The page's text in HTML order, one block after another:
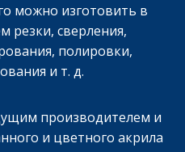
можно изготовить в
резки, сверления,
полировки,
и т. д.
производителем и
и цветного акрила